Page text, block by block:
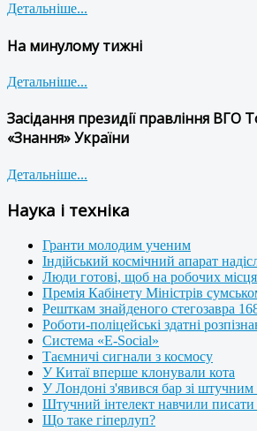
Детальніше...
На минулому тижні
Детальніше...
Засідання президії правління ВГО
«Знання» України
Детальніше...
Наука і техніка
Гранти молодим ученим
Індійський космічний апарат
Люди готові, щоб на робочих
Премія Кабінету Міністрів
Решткам знайденого стегозавра
Роботи-поліцейські здатні
Система «E-Social»
Таємничі сигнали з космосу
У Китаї вперше клонували кота
У Лондоні з'явився бар зі штучним
Штучний інтелект навчили
Що таке гіперлуп?